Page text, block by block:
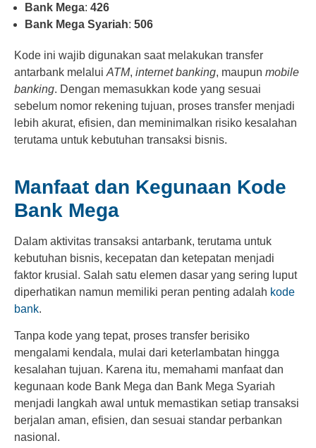
Bank Mega: 426
Bank Mega Syariah: 506
Kode ini wajib digunakan saat melakukan transfer
antarbank melalui ATM, internet banking, maupun mobile
banking. Dengan memasukkan kode yang sesuai
sebelum nomor rekening tujuan, proses transfer menjadi
lebih akurat, efisien, dan meminimalkan risiko kesalahan
terutama untuk kebutuhan transaksi bisnis.
Manfaat dan Kegunaan Kode
Bank Mega
Dalam aktivitas transaksi antarbank, terutama untuk
kebutuhan bisnis, kecepatan dan ketepatan menjadi
faktor krusial. Salah satu elemen dasar yang sering luput
diperhatikan namun memiliki peran penting adalah kode
bank.
Tanpa kode yang tepat, proses transfer berisiko
mengalami kendala, mulai dari keterlambatan hingga
kesalahan tujuan. Karena itu, memahami manfaat dan
kegunaan kode Bank Mega dan Bank Mega Syariah
menjadi langkah awal untuk memastikan setiap transaksi
berjalan aman, efisien, dan sesuai standar perbankan
nasional.